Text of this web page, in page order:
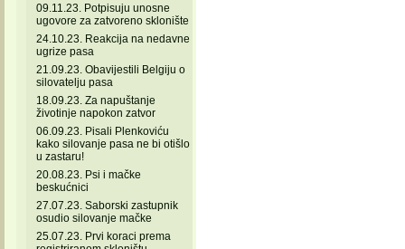
09.11.23. Potpisuju unosne
ugovore za zatvoreno sklonište
24.10.23. Reakcija na nedavne
ugrize pasa
21.09.23. Obavijestili Belgiju o
silovatelju pasa
18.09.23. Za napuštanje
životinje napokon zatvor
06.09.23. Pisali Plenkoviću
kako silovanje pasa ne bi otišlo
u zastaru!
20.08.23. Psi i mačke
beskućnici
27.07.23. Saborski zastupnik
osudio silovanje mačke
25.07.23. Prvi koraci prema